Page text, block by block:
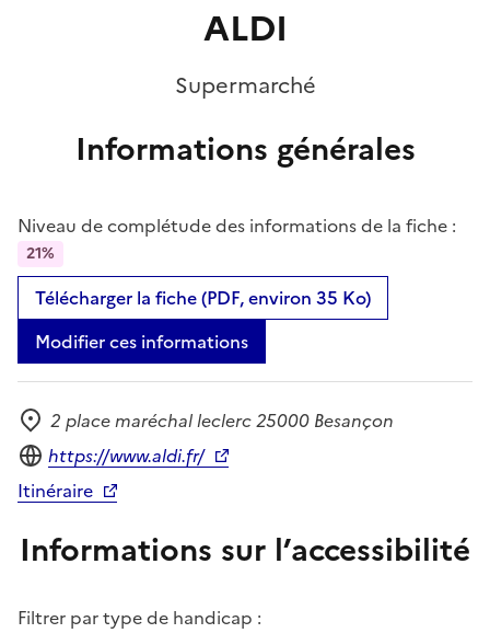
ALDI
Supermarché
Informations générales
Niveau de complétude des informations de la fiche :
21%
Télécharger la fiche (PDF, environ 35 Ko)
Modifier ces informations
Adresse
2 place maréchal leclerc 25000 Besançon
Site internet
https://www.aldi.fr/
Itinéraire
Informations sur l’accessibilité
Filtrer par type de handicap :